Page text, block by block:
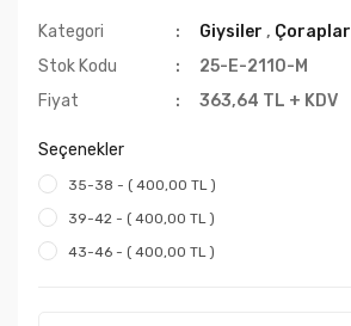
Kategori Giysiler , Çoraplar
Stok Kodu
25-E-2110-M
Fiyat
363,64 TL + KDV
Seçenekler
35-38 - ( 400,00 TL )
39-42 - ( 400,00 TL )
43-46 - ( 400,00 TL )